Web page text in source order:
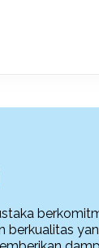
berkualitas